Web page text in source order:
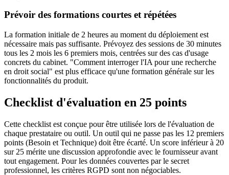
Prévoir des formations courtes et répétées
La formation initiale de 2 heures au moment du déploiement est
nécessaire mais pas suffisante. Prévoyez des sessions de 30 minutes
tous les 2 mois les 6 premiers mois, centrées sur des cas d'usage
concrets du cabinet. "Comment interroger l'IA pour une recherche
en droit social" est plus efficace qu'une formation générale sur les
fonctionnalités du produit.
Checklist d'évaluation en 25 points
Cette checklist est conçue pour être utilisée lors de l'évaluation de
chaque prestataire ou outil. Un outil qui ne passe pas les 12 premiers
points (Besoin et Technique) doit être écarté. Un score inférieur à 20
sur 25 mérite une discussion approfondie avec le fournisseur avant
tout engagement. Pour les données couvertes par le secret
professionnel, les critères RGPD sont non négociables.